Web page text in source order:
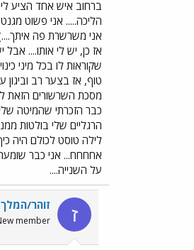
ברחוב איש אחד הציע
הליכה..... אני פשוט
אני משרשרת פה
אז כן, יש לי אותו.... אבל
שקוראות לו בכל מיני
טוף, אז בצער רב
מסכת השרשורים הזאת
הרגליים שלי בולטות
לילה טוסט לכולם היה
אחחחח... אני כבר
על השנייה....
ז זוהר/המלך
member